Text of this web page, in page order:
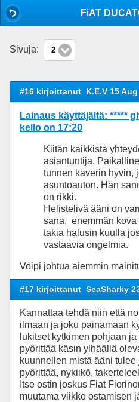
Sivuja: 2
#16 kirjoittanut K.E.V 15
Lainaus käyttäjältä: *****
kello on 17:20
Kiitän kaikkista
asiantuntija.
tunnen kaverin hyvin,
asuntoauton. Hän
on rikki.
Helistelivä ääni on
sana, enemmän kova
takia halusin kuulla
vastaavia ongelmia.
Voipi johtua aiemmin
#17 kirjoittanut SeaSharky
Kannattaa tehdä niin että
ilmaan ja joku painamaan
lukitset kytkimen pohjaan
pyörittää käsin ylhäällä
kuunnellen mistä ääni
pyörittää, nykiikö,
Itse ostin joskus Fiat
muutama viikko ostamisen